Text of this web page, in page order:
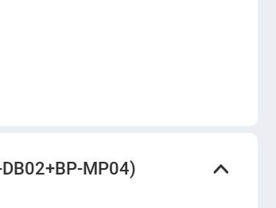
MP04)